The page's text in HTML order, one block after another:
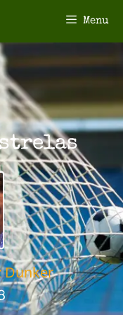
Menu
Dunker